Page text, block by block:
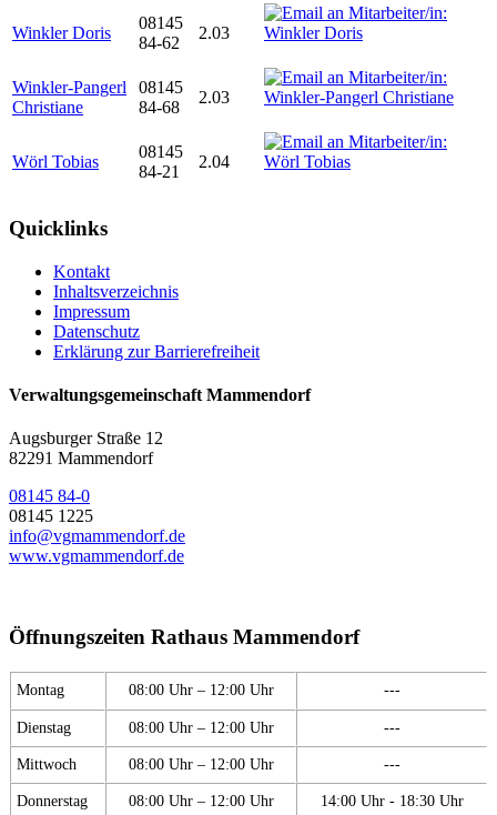
Winkler Doris
08145
84-62
2.03
Winkler-Pangerl
Christiane
08145
84-68
2.03
Wörl Tobias
08145
84-21
2.04
Quicklinks
Kontakt
Inhaltsverzeichnis
Impressum
Datenschutz
Erklärung zur Barrierefreiheit
Verwaltungsgemeinschaft Mammendorf
Augsburger Straße 12
82291 Mammendorf
08145 84-0
08145 1225
info@vgmammendorf.de
www.vgmammendorf.de
Öffnungszeiten Rathaus Mammendorf
Montag 08:00 Uhr – 12:00 Uhr ---
Dienstag 08:00 Uhr – 12:00 Uhr ---
Mittwoch 08:00 Uhr – 12:00 Uhr ---
Donnerstag 08:00 Uhr – 12:00 Uhr 14:00 Uhr - 18:30 Uhr